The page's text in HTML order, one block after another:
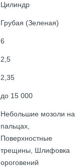
Цилиндр
Грубая (Зеленая)
6
2,5
2,35
до 15 000
Небольшие мозоли на
пальцах,
Поверхностные
трещины, Шлифовка
ороговений